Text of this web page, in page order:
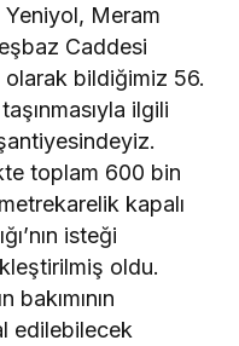
Meram
Caddesi
olarak bildiğimiz 56.
ilgili
toplam 600 bin
kapalı
isteği
oldu.
edilebilecek